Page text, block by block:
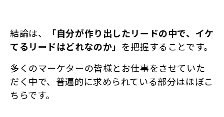
結論は、
「自分が作り出したリードの中で、イケ
てるリードはどれなのか」 を把握することです。
多くのマーケターの皆様とお仕事をさせていた
だく中で、普遍的に求められている部分はほぼこ
ちらです。